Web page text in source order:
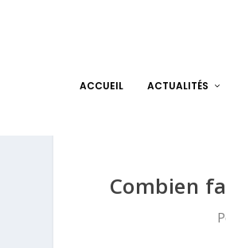
ACCUEIL ACTUALITÉS
Combien